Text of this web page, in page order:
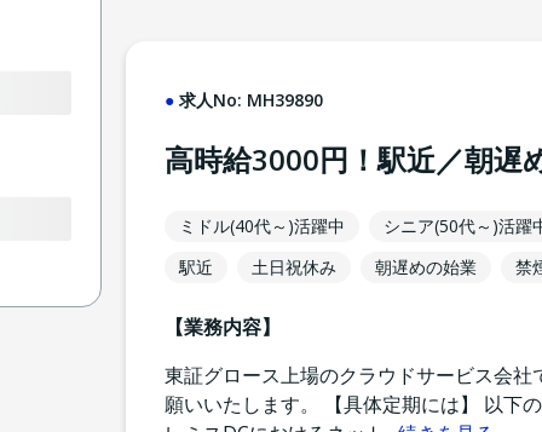
求人No: MH39890
高時給3000円！駅近／朝遅
ミドル(40代～)活躍中
シニア(50代～)活躍
駅近
土日祝休み 朝遅めの始業 禁
【業務内容】
東証グロース上場のクラウドサービス会
願いいたします。 【具体定期には】 以下